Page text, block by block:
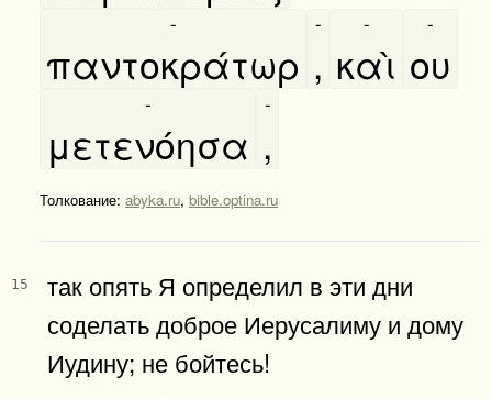
παντοκράτωρ
-
,
-
καὶ
-
ου
-
μετενόησα
-
,
-
Толкование: abyka.ru, bible.optina.ru
15
так опять Я определил в эти дни
соделать доброе Иерусалиму и дому
Иудину; не бойтесь!